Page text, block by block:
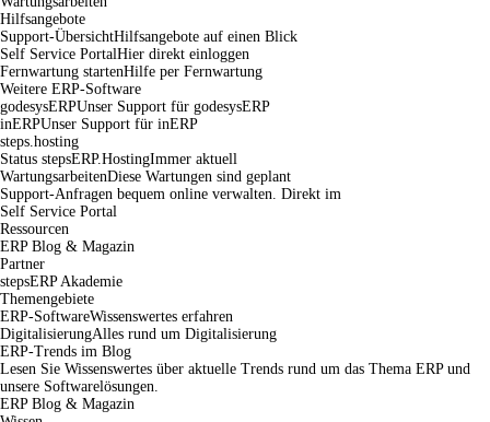
Hilfsangebote
Support-ÜbersichtHilfsangebote auf einen Blick
Self Service PortalHier direkt einloggen
Fernwartung startenHilfe per Fernwartung
Weitere ERP-Software
godesysERPUnser Support für godesysERP
inERPUnser Support für inERP
steps.hosting
Status stepsERP.HostingImmer aktuell
WartungsarbeitenDiese Wartungen sind geplant
Support-Anfragen bequem online verwalten. Direkt im
Self Service Portal
Ressourcen
ERP Blog & Magazin
Partner
stepsERP Akademie
Themengebiete
ERP-SoftwareWissenswertes erfahren
DigitalisierungAlles rund um Digitalisierung
ERP-Trends im Blog
Lesen Sie Wissenswertes über aktuelle Trends rund um das Thema ERP und
unsere Softwarelösungen.
ERP Blog & Magazin